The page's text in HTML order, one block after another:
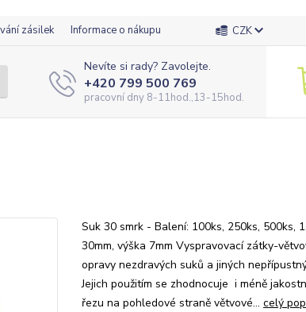
zásilek Informace o nákupu CZK
Nevíte si rady? Zavolejte.
+420 799 500 769
pracovní dny 8-11hod.,13-15hod.
Suk 30 smrk - Balení: 100ks, 250ks, 500ks,
30mm, výška 7mm Vyspravovací zátky-
opravy nezdravých suků a jiných
Jejich použitím se zhodnocuje i méně
řezu na pohledové straně větvové... celý